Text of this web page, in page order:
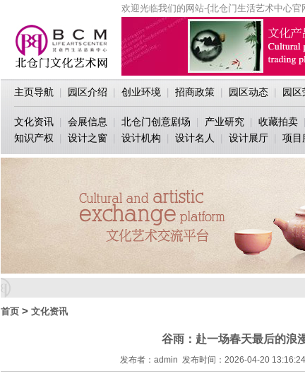
欢迎光临我们的网站-{北仓门生活艺术中心官
主页导航 园区介绍 创业环境 招商政策 园区动态 园区
文化资讯 会展信息 北仓门创意剧场 产业研究 收藏拍卖
知识产权
设计之窗 设计机构 设计名人 设计展厅 项目
首页 > 文化资讯
谷雨：赴一场春天最后的浪
发布者：admin 发布时间：2026-04-20